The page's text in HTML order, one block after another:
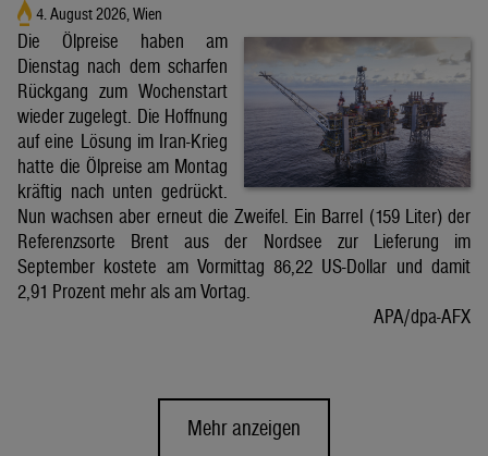
4. August 2026, Wien
Die Ölpreise haben am
Dienstag nach dem scharfen
Rückgang zum Wochenstart
wieder zugelegt. Die Hoffnung
auf eine Lösung im Iran-Krieg
hatte die Ölpreise am Montag
kräftig nach unten gedrückt.
Nun wachsen aber erneut die Zweifel. Ein Barrel (159 Liter) der
Referenzsorte Brent aus der Nordsee zur Lieferung im
September kostete am Vormittag 86,22 US-Dollar und damit
2,91 Prozent mehr als am Vortag.
APA/dpa-AFX
Mehr anzeigen